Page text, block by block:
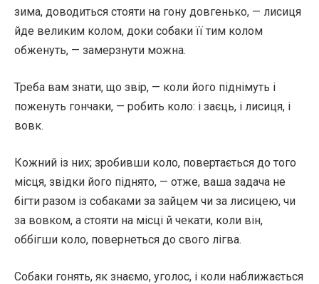
зима, доводиться стояти на гону довгенько, — лисиця
йде великим колом, доки собаки її тим колом
обженуть, — замерзнути можна.
Треба вам знати, що звір, — коли його піднімуть і
поженуть гончаки, — робить коло: і заєць, і лисиця, і
вовк.
Кожний із них; зробивши коло, повертається до того
місця, звідки його піднято, — отже, ваша задача не
бігти разом із собаками за зайцем чи за лисицею, чи
за вовком, а стояти на місці й чекати, коли він,
оббігши коло, повернеться до свого лігва.
Собаки гонять, як знаємо, уголос, і коли наближається